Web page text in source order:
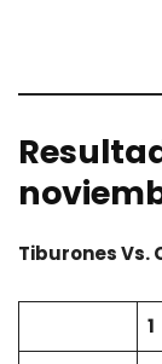
TiburonesVs.
1